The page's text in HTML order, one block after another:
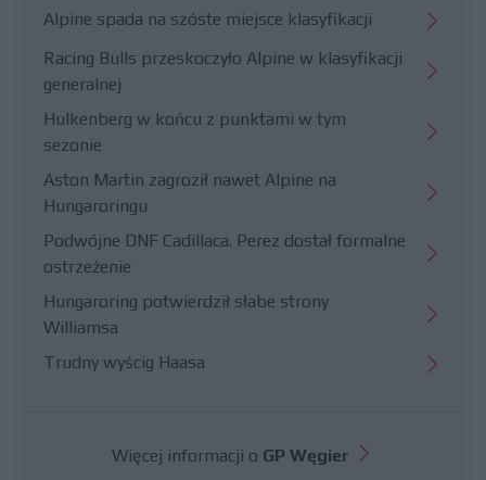
Alpine spada na szóste miejsce klasyfikacji
Racing Bulls przeskoczyło Alpine w klasyfikacji
generalnej
Hulkenberg w końcu z punktami w tym
sezonie
Aston Martin zagroził nawet Alpine na
Hungaroringu
Podwójne DNF Cadillaca. Perez dostał formalne
ostrzeżenie
Hungaroring potwierdził słabe strony
Williamsa
Trudny wyścig Haasa
Więcej informacji o GP Węgier